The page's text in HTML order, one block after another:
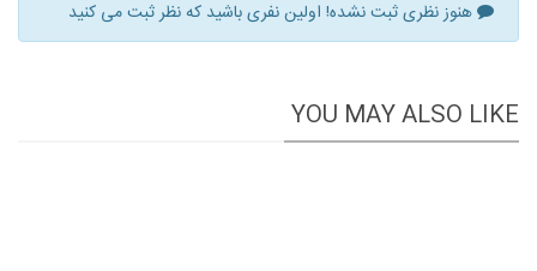
هنوز نظری ثبت نشده! اولین نفری باشید که نظر ثبت می کنید
YOU MAY ALSO LIKE